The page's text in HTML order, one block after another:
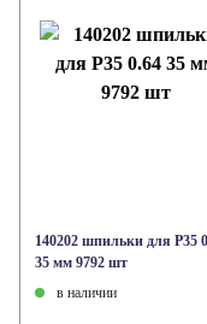
140202 шпильки для Р35
35 мм 9792 шт
в наличии